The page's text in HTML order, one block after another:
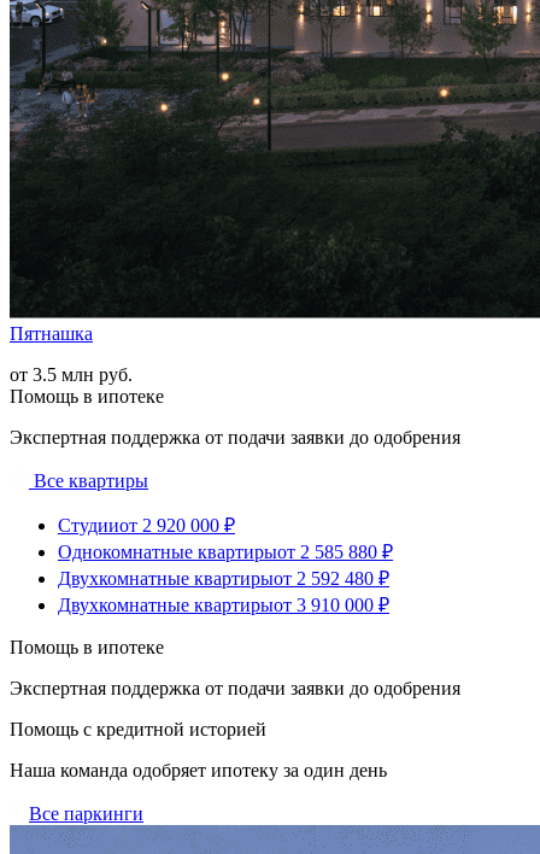
Пятнашка
от 3.5 млн руб.
Помощь в ипотеке
Экспертная поддержка от подачи заявки до одобрения
Все квартиры
Студииот 2 920 000 ₽
Однокомнатные квартирыот 2 585 880 ₽
Двухкомнатные квартирыот 2 592 480 ₽
Двухкомнатные квартирыот 3 910 000 ₽
Помощь в ипотеке
Экспертная поддержка от подачи заявки до одобрения
Помощь с кредитной историей
Наша команда одобряет ипотеку за один день
Все паркинги